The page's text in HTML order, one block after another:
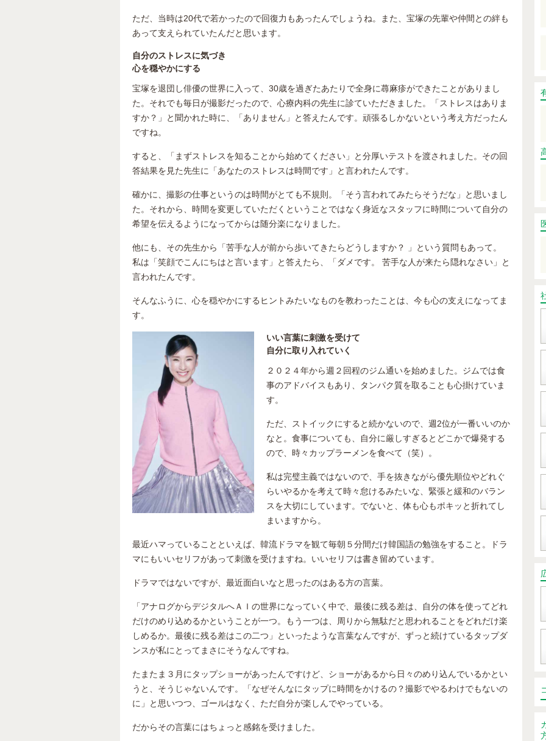
ただ、当時は20代で若かったので回復力もあったんでしょうね。また、宝塚の先輩や仲間との絆も
あって支えられていたんだと思います。
自分のストレスに気づき
心を穏やかにする
宝塚を退団し俳優の世界に入って、30歳を過ぎたあたりで全身に蕁麻疹ができたことがありまし
た。それでも毎日が撮影だったので、心療内科の先生に診ていただきました。「ストレスはありま
すか？」と聞かれた時に、「ありません」と答えたんです。頑張るしかないという考え方だったん
ですね。
すると、「まずストレスを知ることから始めてください」と分厚いテストを渡されました。その回
答結果を見た先生に「あなたのストレスは時間です」と言われたんです。
確かに、撮影の仕事というのは時間がとても不規則。「そう言われてみたらそうだな」と思いまし
た。それから、時間を変更していただくということではなく身近なスタッフに時間について自分の
希望を伝えるようになってからは随分楽になりました。
他にも、その先生から「苦手な人が前から歩いてきたらどうしますか？ 」という質問もあって。
私は「笑顔でこんにちはと言います」と答えたら、「ダメです。 苦手な人が来たら隠れなさい」と
言われたんです。
そんなふうに、心を穏やかにするヒントみたいなものを教わったことは、今も心の支えになってま
す。
いい言葉に刺激を受けて
自分に取り入れていく
２０２４年から週２回程のジム通いを始めました。ジムでは食
事のアドバイスもあり、タンパク質を取ることも心掛けていま
す。
ただ、ストイックにすると続かないので、週2位が一番いいのか
なと。食事についても、自分に厳しすぎるとどこかで爆発する
ので、時々カップラーメンを食べて（笑）。
私は完璧主義ではないので、手を抜きながら優先順位やどれぐ
らいやるかを考えて時々怠けるみたいな、緊張と緩和のバラン
スを大切にしています。でないと、体も心もポキッと折れてし
まいますから。
最近ハマっていることといえば、韓流ドラマを観て毎朝５分間だけ韓国語の勉強をすること。ドラ
マにもいいセリフがあって刺激を受けますね。いいセリフは書き留めています。
ドラマではないですが、最近面白いなと思ったのはある方の言葉。
「アナログからデジタルへＡＩの世界になっていく中で、最後に残る差は、自分の体を使ってどれ
だけのめり込めるかということが一つ。もう一つは、周りから無駄だと思われることをどれだけ楽
しめるか。最後に残る差はこの二つ」といったような言葉なんですが、ずっと続けているタップダ
ンスが私にとってまさにそうなんですね。
たまたま３月にタップショーがあったんですけど、ショーがあるから日々のめり込んでいるかとい
うと、そうじゃないんです。「なぜそんなにタップに時間をかけるの？撮影でやるわけでもないの
に」と思いつつ、ゴールはなく、ただ自分が楽しんでやっている。
だからその言葉にはちょっと感銘を受けました。